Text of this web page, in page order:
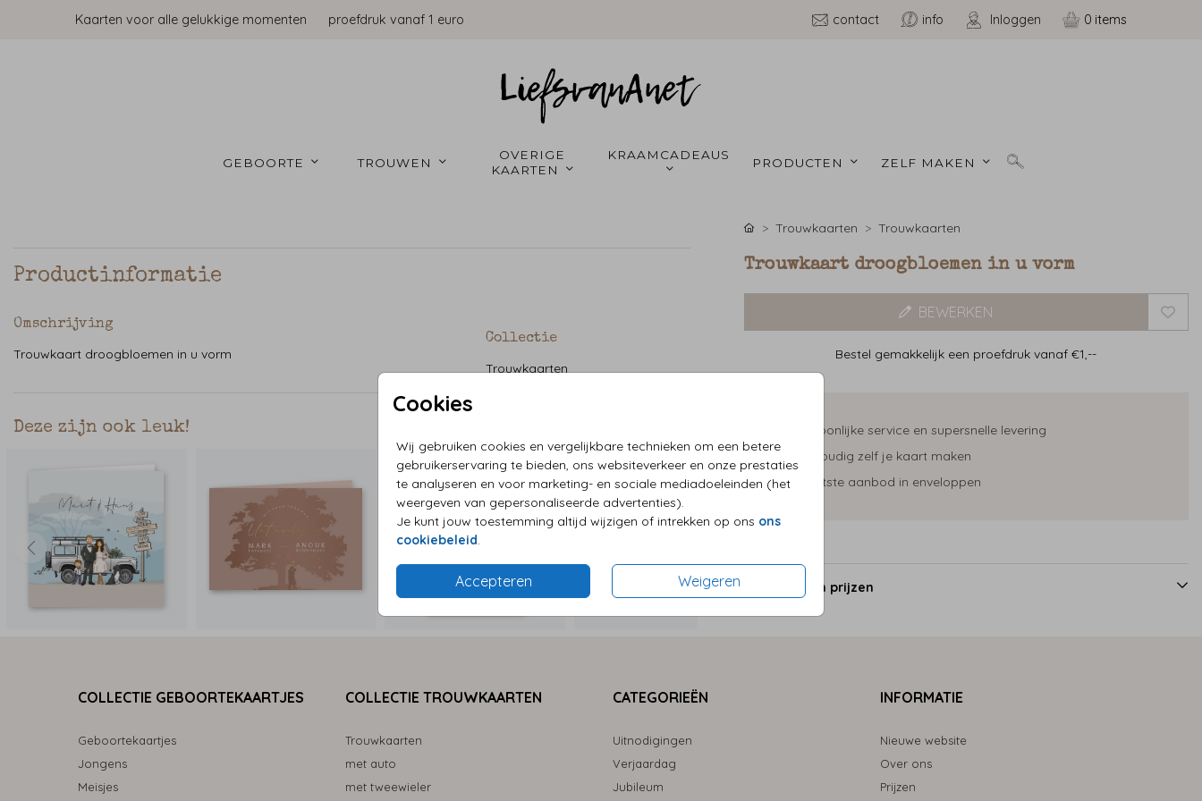
Kaarten voor alle gelukkige momenten proefdruk vanaf 1 euro contact info Inloggen 0
GEBOORTE TROUWEN
OVERIGE
KAARTEN
PRODUCTEN ZELF MAKEN
Cookies
Wij gebruiken cookies en vergelijkbare technieken om een betere
gebruikerservaring te bieden, ons websiteverkeer en onze prestaties
te analyseren en voor marketing- en sociale mediadoeleinden (het
weergeven van gepersonaliseerde advertenties).
Je kunt jouw toestemming altijd wijzigen of intrekken op ons ons
cookiebeleid.
Accepteren Weigeren
Productinformatie
Omschrijving
Trouwkaart droogbloemen in u vorm
Collectie
Trouwkaarten
Deze zijn ook leuk!
Trouwkaarten Trouwkaarten
Trouwkaart droogbloemen in u vorm
BEWERKEN
Bestel gemakkelijk een proefdruk vanaf €1,--
Persoonlijke service en supersnelle levering
Eenvoudig zelf je kaart maken
Grootste aanbod in enveloppen
Formaten en prijzen
COLLECTIE GEBOORTEKAARTJES
Geboortekaartjes
Jongens
Meisjes
COLLECTIE TROUWKAARTEN
Trouwkaarten
met auto
met tweewieler
CATEGORIEËN
Uitnodigingen
Verjaardag
Jubileum
INFORMATIE
Nieuwe website
Over ons
Prijzen